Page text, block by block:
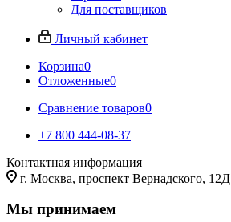
Для поставщиков
Личный кабинет
Корзина0
Отложенные0
Сравнение товаров0
+7 800 444-08-37
Контактная информация
г. Москва, проспект Вернадского, 12Д
Мы принимаем